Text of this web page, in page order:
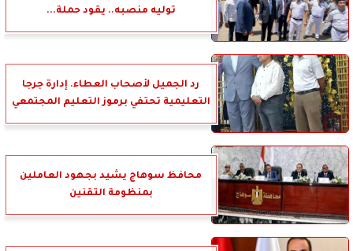
توليه منصبه.. يقود حملة...
رد الجميل لأصحاب العطاء. إدارة جرجا
التعليمية تحتفي برموز التعليم المجتمعي
محافظ سوهاج يشيد بجهود العاملين
بمنظومة التقنين